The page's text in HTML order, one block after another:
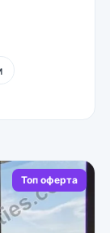
Топ оферта